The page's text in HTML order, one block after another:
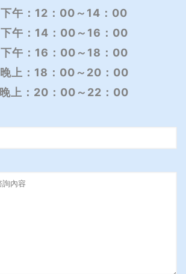
下午：12：00～14：00
下午：14：00～16：00
下午：16：00～18：00
晚上：18：00～20：00
晚上：20：00～22：00